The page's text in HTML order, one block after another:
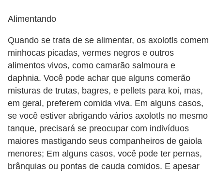
Alimentando
Quando se trata de se alimentar, os axolotls comem
minhocas picadas, vermes negros e outros
alimentos vivos, como camarão salmoura e
daphnia. Você pode achar que alguns comerão
misturas de trutas, bagres, e pellets para koi, mas,
em geral, preferem comida viva. Em alguns casos,
se você estiver abrigando vários axolotls no mesmo
tanque, precisará se preocupar com indivíduos
maiores mastigando seus companheiros de gaiola
menores; Em alguns casos, você pode ter pernas,
brânquias ou pontas de cauda comidos. E apesar
s
C
ã
e
s
,
c
a
c